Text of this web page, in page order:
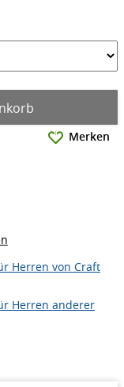
Merken
Herren von Craft
Herren anderer